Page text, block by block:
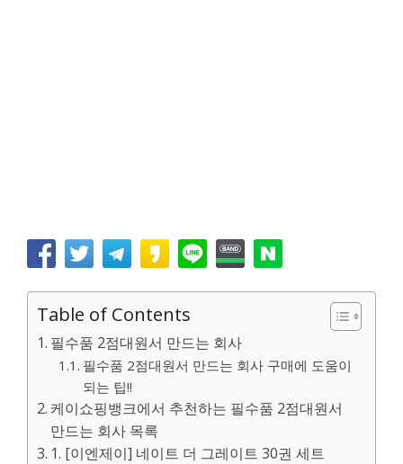
Table of Contents
필수품 2점대원서 만드는 회사
필수품 2점대원서 만드는 회사 구매에 도움이
되는 팁!!
케이쇼핑뱅크에서 추천하는 필수품 2점대원서
만드는 회사 목록
1. [이엔제이] 네이트 더 그레이트 30권 세트